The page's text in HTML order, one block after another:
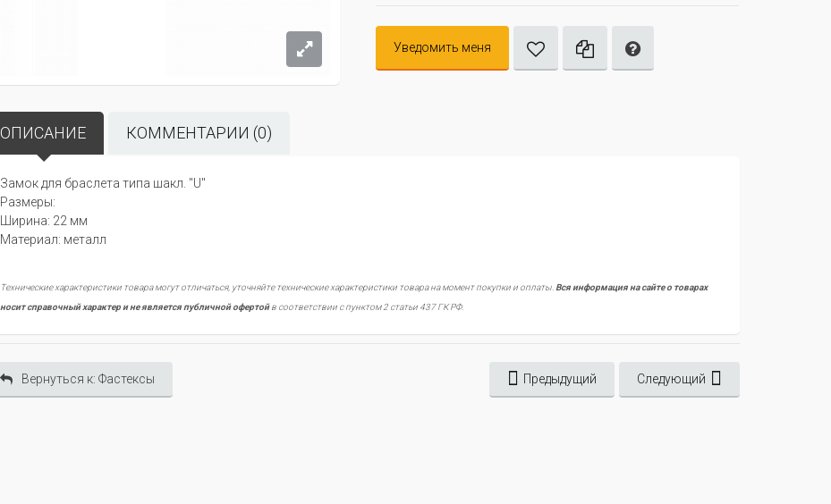
Уведомить меня
ОПИСАНИЕ КОММЕНТАРИИ (0)
Замок для браслета типа шакл. "U"
Размеры:
Ширина: 22 мм
Материал: металл
Технические характеристики товара могут отличаться, уточняйте технические характеристики товара на момент покупки и оплаты. Вся информация на сайте о товарах
носит справочный характер и не является публичной офертойв соответствии с пунктом 2 статьи 437 ГК РФ.
Вернуться к: Фастексы Предыдущий Следующий